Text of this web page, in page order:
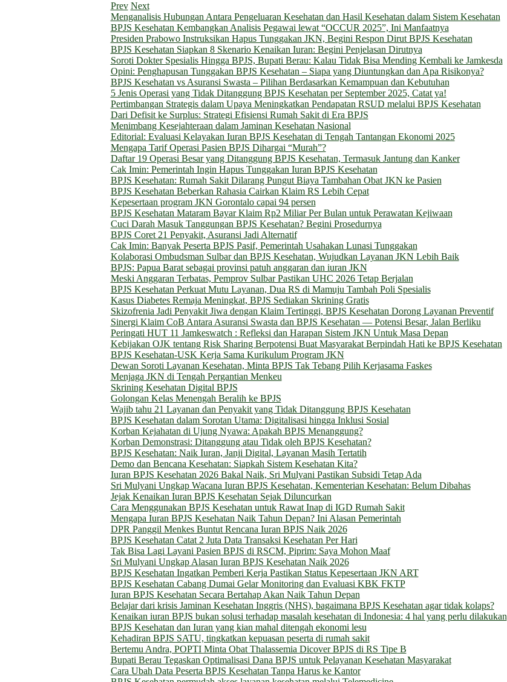
Prev Next
Menganalisis Hubungan Antara Pengeluaran Kesehatan dan Hasil Kesehatan dalam Sistem Kesehatan
BPJS Kesehatan Kembangkan Analisis Pegawai lewat “OCCUR 2025”, Ini Manfaatnya
Presiden Prabowo Instruksikan Hapus Tunggakan JKN, Begini Respon Dirut BPJS Kesehatan
BPJS Kesehatan Siapkan 8 Skenario Kenaikan Iuran: Begini Penjelasan Dirutnya
Soroti Dokter Spesialis Hingga BPJS, Bupati Berau: Kalau Tidak Bisa Mending Kembali ke Jamkesda
Opini: Penghapusan Tunggakan BPJS Kesehatan – Siapa yang Diuntungkan dan Apa Risikonya?
BPJS Kesehatan vs Asuransi Swasta – Pilihan Berdasarkan Kemampuan dan Kebutuhan
5 Jenis Operasi yang Tidak Ditanggung BPJS Kesehatan per September 2025, Catat ya!
Pertimbangan Strategis dalam Upaya Meningkatkan Pendapatan RSUD melalui BPJS Kesehatan
Dari Defisit ke Surplus: Strategi Efisiensi Rumah Sakit di Era BPJS
Menimbang Kesejahteraan dalam Jaminan Kesehatan Nasional
Editorial: Evaluasi Kelayakan Iuran BPJS Kesehatan di Tengah Tantangan Ekonomi 2025
Mengapa Tarif Operasi Pasien BPJS Dihargai “Murah”?
Daftar 19 Operasi Besar yang Ditanggung BPJS Kesehatan, Termasuk Jantung dan Kanker
Cak Imin: Pemerintah Ingin Hapus Tunggakan Iuran BPJS Kesehatan
BPJS Kesehatan: Rumah Sakit Dilarang Pungut Biaya Tambahan Obat JKN ke Pasien
BPJS Kesehatan Beberkan Rahasia Cairkan Klaim RS Lebih Cepat
Kepesertaan program JKN Gorontalo capai 94 persen
BPJS Kesehatan Mataram Bayar Klaim Rp2 Miliar Per Bulan untuk Perawatan Kejiwaan
Cuci Darah Masuk Tanggungan BPJS Kesehatan? Begini Prosedurnya
BPJS Coret 21 Penyakit, Asuransi Jadi Alternatif
Cak Imin: Banyak Peserta BPJS Pasif, Pemerintah Usahakan Lunasi Tunggakan
Kolaborasi Ombudsman Sulbar dan BPJS Kesehatan, Wujudkan Layanan JKN Lebih Baik
BPJS: Papua Barat sebagai provinsi patuh anggaran dan iuran JKN
Meski Anggaran Terbatas, Pemprov Sulbar Pastikan UHC 2026 Tetap Berjalan
BPJS Kesehatan Perkuat Mutu Layanan, Dua RS di Mamuju Tambah Poli Spesialis
Kasus Diabetes Remaja Meningkat, BPJS Sediakan Skrining Gratis
Skizofrenia Jadi Penyakit Jiwa dengan Klaim Tertinggi, BPJS Kesehatan Dorong Layanan Preventif
Sinergi Klaim CoB Antara Asuransi Swasta dan BPJS Kesehatan — Potensi Besar, Jalan Berliku
Peringati HUT 11 Jamkeswatch : Refleksi dan Harapan Sistem JKN Untuk Masa Depan
Kebijakan OJK tentang Risk Sharing Berpotensi Buat Masyarakat Berpindah Hati ke BPJS Kesehatan
BPJS Kesehatan-USK Kerja Sama Kurikulum Program JKN
Dewan Soroti Layanan Kesehatan, Minta BPJS Tak Tebang Pilih Kerjasama Faskes
Menjaga JKN di Tengah Pergantian Menkeu
Skrining Kesehatan Digital BPJS
Golongan Kelas Menengah Beralih ke BPJS
Wajib tahu 21 Layanan dan Penyakit yang Tidak Ditanggung BPJS Kesehatan
BPJS Kesehatan dalam Sorotan Utama: Digitalisasi hingga Inklusi Sosial
Korban Kejahatan di Ujung Nyawa: Apakah BPJS Menanggung?
Korban Demonstrasi: Ditanggung atau Tidak oleh BPJS Kesehatan?
BPJS Kesehatan: Naik Iuran, Janji Digital, Layanan Masih Tertatih
Demo dan Bencana Kesehatan: Siapkah Sistem Kesehatan Kita?
Iuran BPJS Kesehatan 2026 Bakal Naik, Sri Mulyani Pastikan Subsidi Tetap Ada
Sri Mulyani Ungkap Wacana Iuran BPJS Kesehatan, Kementerian Kesehatan: Belum Dibahas
Jejak Kenaikan Iuran BPJS Kesehatan Sejak Diluncurkan
Cara Menggunakan BPJS Kesehatan untuk Rawat Inap di IGD Rumah Sakit
Mengapa Iuran BPJS Kesehatan Naik Tahun Depan? Ini Alasan Pemerintah
DPR Panggil Menkes Buntut Rencana Iuran BPJS Naik 2026
BPJS Kesehatan Catat 2 Juta Data Transaksi Kesehatan Per Hari
Tak Bisa Lagi Layani Pasien BPJS di RSCM, Piprim: Saya Mohon Maaf
Sri Mulyani Ungkap Alasan Iuran BPJS Kesehatan Naik 2026
BPJS Kesehatan Ingatkan Pemberi Kerja Pastikan Status Kepesertaan JKN ART
BPJS Kesehatan Cabang Dumai Gelar Monitoring dan Evaluasi KBK FKTP
Iuran BPJS Kesehatan Secara Bertahap Akan Naik Tahun Depan
Belajar dari krisis Jaminan Kesehatan Inggris (NHS), bagaimana BPJS Kesehatan agar tidak kolaps?
Kenaikan iuran BPJS bukan solusi terhadap masalah kesehatan di Indonesia: 4 hal yang perlu dilakukan
BPJS Kesehatan dan Iuran yang kian mahal ditengah ekonomi lesu
Kehadiran BPJS SATU, tingkatkan kepuasan peserta di rumah sakit
Bertemu Andra, POPTI Minta Obat Thalassemia Dicover BPJS di RS Tipe B
Bupati Berau Tegaskan Optimalisasi Dana BPJS untuk Pelayanan Kesehatan Masyarakat
Cara Ubah Data Peserta BPJS Kesehatan Tanpa Harus ke Kantor